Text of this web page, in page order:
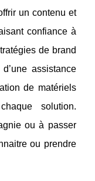
un contenu et
confiance à
de brand
assistance
de matériels
solution.
ou à passer
ou prendre